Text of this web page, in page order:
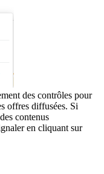
des contrôles pour
offres diffusées. Si
contenus
en cliquant sur